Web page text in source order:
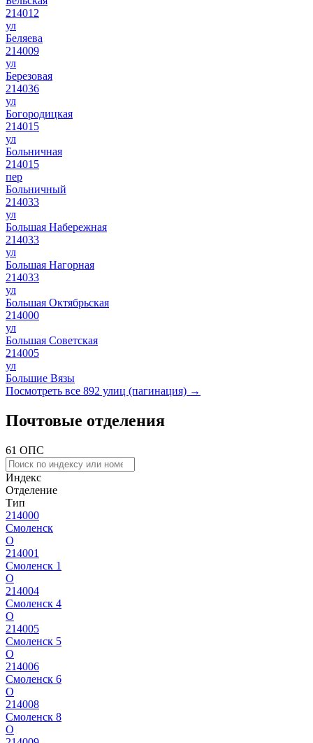
214012
ул
Беляева
214009
ул
Березовая
214036
ул
Богородицкая
214015
ул
Больничная
214015
пер
Больничный
214033
ул
Большая Набережная
214033
ул
Большая Нагорная
214033
ул
Большая Октябрьская
214000
ул
Большая Советская
214005
ул
Большие Вязы
Посмотреть все 892 улиц (пагинация) →
Почтовые отделения
61 ОПС
Индекс
Отделение
Тип
214000
Смоленск
О
214001
Смоленск 1
О
214004
Смоленск 4
О
214005
Смоленск 5
О
214006
Смоленск 6
О
214008
Смоленск 8
О